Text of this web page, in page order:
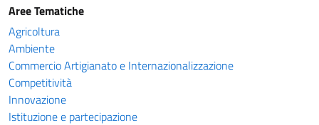
Catalogo bandi - Servizi Digitali Regione
Aree Tematiche
Agricoltura
Ambiente
Commercio Artigianato e Internazionalizzazione
Competitività
Innovazione
Istituzione e partecipazione